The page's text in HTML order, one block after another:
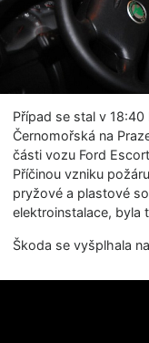
Případ se stal v
Černomořská na
části vozu Ford
Příčinou vzniku
pryžové a plastové
elektroinstalace, byla
Škoda se vyšplhala